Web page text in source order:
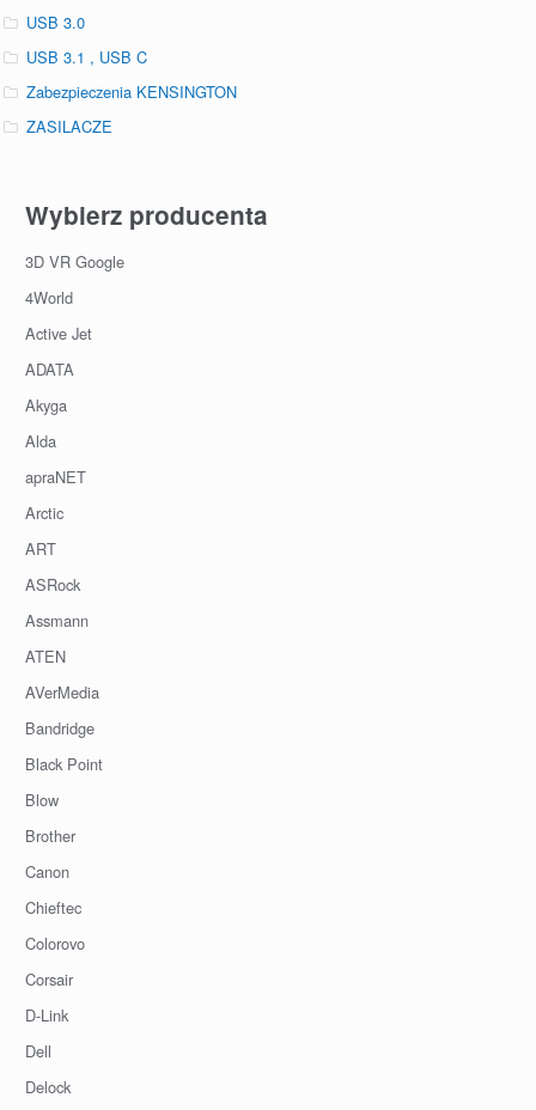
USB 3.0
USB 3.1 , USB C
Zabezpieczenia KENSINGTON
ZASILACZE
Wybierz producenta
3D VR Google
4World
Active Jet
ADATA
Akyga
Alda
apraNET
Arctic
ART
ASRock
Assmann
ATEN
AVerMedia
Bandridge
Black Point
Blow
Brother
Canon
Chieftec
Colorovo
Corsair
D-Link
Dell
Delock